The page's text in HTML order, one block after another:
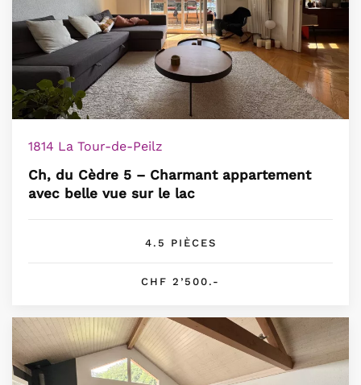
1814 La Tour-de-Peilz
Ch, du Cèdre 5 – Charmant appartement
avec belle vue sur le lac
4.5 PIÈCES
CHF 2’500.-